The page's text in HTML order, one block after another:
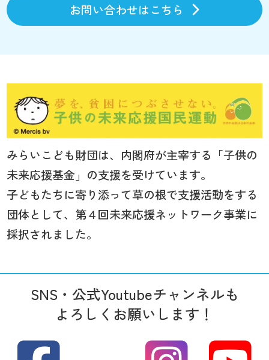
お問い合わせはこちら
みらいこども財団は、内閣府が主宰する「子供の
未来応援基金」の支援を受けています。
子どもたちに寄り添って草の根で支援活動をする
団体として、第４回未来応援ネットワーク事業に
採択されました。
SNS・公式Youtubeチャンネルも
よろしくお願いします！